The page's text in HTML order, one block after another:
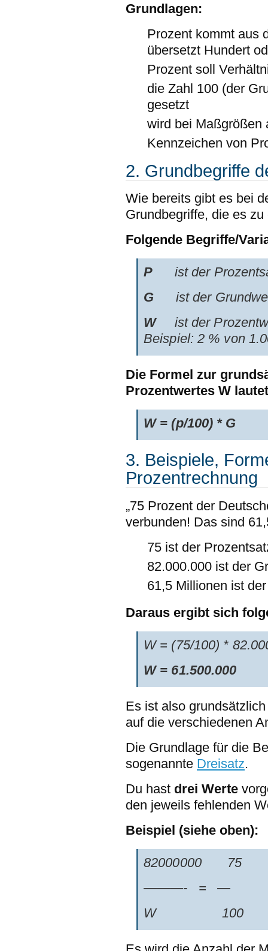
Grundlagen:
Prozent kommt aus
übersetzt Hundert
Prozent soll
die Zahl 100 (der
gesetzt
wird bei Maßgrößen
Kennzeichen von
2. Grundbegriffe
Wie bereits gibt es bei
Grundbegriffe, die es
Folgende Begriffe/
P ist der
G ist der
Wist der
Beispiel: 2 % von
Die Formel zur
Prozentwertes W
W = (p/100) * G
3. Beispiele,
Prozentrechnung
„75 Prozent der
verbunden! Das sind
75 ist der
82.000.000 ist der
61,5 Millionen ist
Daraus ergibt sich
W = (75/100) *
W = 61.500.000
Es ist also
auf die verschiedenen
Die Grundlage für die
sogenannte Dreisatz.
Du hast drei Werte
den jeweils fehlenden
Beispiel (siehe oben):
82000000 75
———- = —
W 100